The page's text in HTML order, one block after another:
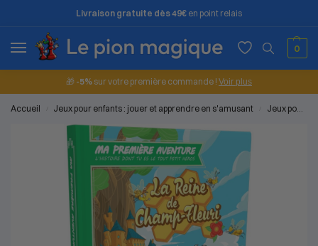
Livraison gratuite dès 49€ en point relais
0
🎁 -5% sur votre première commande ! Voir plus
Accueil Jeux pour enfants : jouer et apprendre en s'amusant Jeux pour les petits (2 à 4 ans)